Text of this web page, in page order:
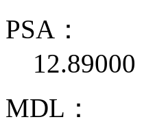
PSA：
12.89000
MDL：